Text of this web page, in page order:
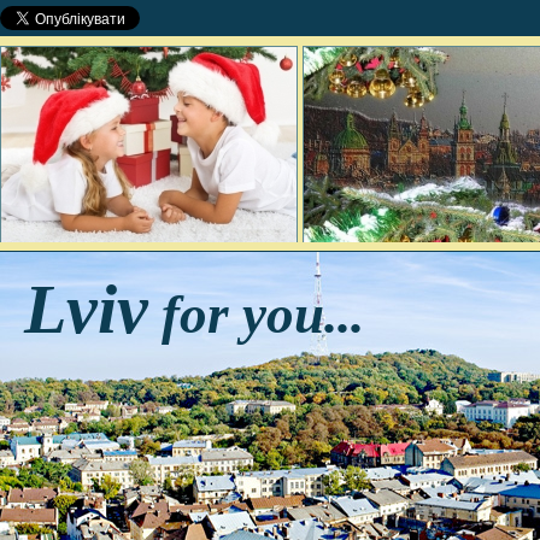
Lvivfor you...